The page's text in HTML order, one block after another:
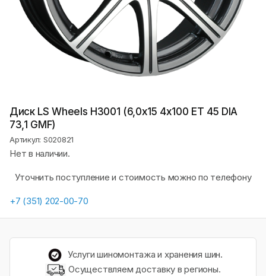
Диск LS Wheels H3001 (6,0х15 4x100 ET 45 DIA
73,1 GMF)
Артикул: S020821
Нет в наличии.
Уточнить поступление и стоимость можно по телефону
+7 (351) 202-00-70
Услуги шиномонтажа и хранения шин.
Осуществляем доставку в регионы.